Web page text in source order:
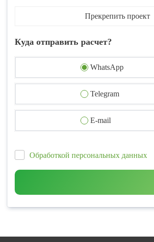
Прекрепить проект
Куда отправить расчет?
WhatsApp
Telegram
E-mail
Обработкой персональных данных